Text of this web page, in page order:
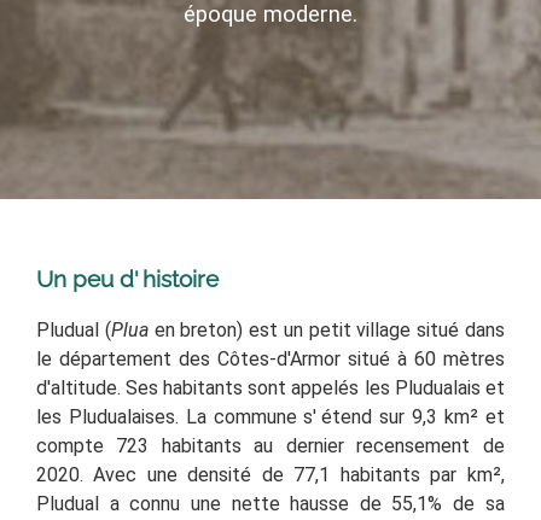
époque moderne.
Un peu d' histoire
Pludual (Pluaen breton) est un petit village situé dans
le département des Côtes-d'Armor situé à 60 mètres
d'altitude. Ses habitants sont appelés les Pludualais et
les Pludualaises. La commune s' étend sur 9,3 km² et
compte 723 habitants au dernier recensement de
2020. Avec une densité de 77,1 habitants par km²,
Pludual a connu une nette hausse de 55,1% de sa